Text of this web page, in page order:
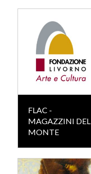
FLAC -
MAGAZZINI DEL
MONTE